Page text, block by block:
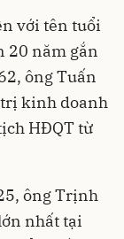
với tên tuổi
20 năm gắn
ông Tuấn
trị kinh doanh
HĐQT từ
ông Trịnh
nhất tại